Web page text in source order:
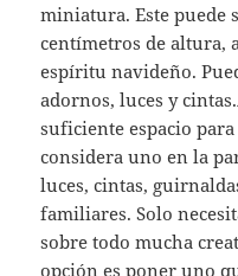
miniatura. Este puede
centímetros de altura,
espíritu navideño.
adornos, luces y
suficiente espacio
considera uno en la
luces, cintas,
familiares. Solo
sobre todo mucha
opción es poner uno